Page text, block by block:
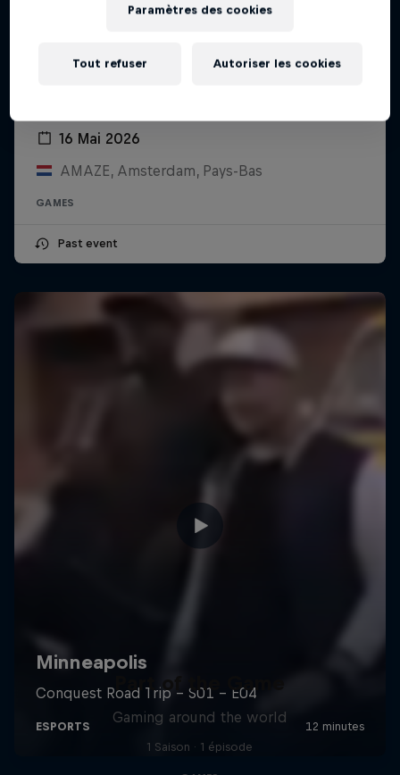
16 Mai 2026
AMAZE, Amsterdam, Pays-Bas
GAMES
Past event
Part of the Game
Gaming around the world
1 Saison · 1 épisode
Paramètres des cookies
Tout refuser Autoriser les cookies